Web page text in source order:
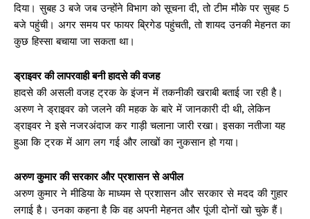
दिया। सुबह 3 बजे जब उन्होंने विभाग को सूचना दी, तो टीम मौके पर सुबह 5
बजे पहुंची। अगर समय पर फायर ब्रिगेड पहुंचती, तो शायद उनकी मेहनत का
कुछ हिस्सा बचाया जा सकता था।
ड्राइवर की लापरवाही बनी हादसे की वजह
हादसे की असली वजह ट्रक के इंजन में तकनीकी खराबी बताई जा रही है।
अरुण ने ड्राइवर को जलने की महक के बारे में जानकारी दी थी, लेकिन
ड्राइवर ने इसे नजरअंदाज कर गाड़ी चलाना जारी रखा। इसका नतीजा यह
हुआ कि ट्रक में आग लग गई और लाखों का नुकसान हो गया।
अरुण कुमार की सरकार और प्रशासन से अपील
अरुण कुमार ने मीडिया के माध्यम से प्रशासन और सरकार से मदद की गुहार
लगाई है। उनका कहना है कि वह अपनी मेहनत और पूंजी दोनों खो चुके हैं।